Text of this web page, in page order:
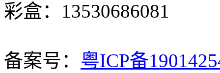
彩盒：13530686081
备案号： 粤ICP备